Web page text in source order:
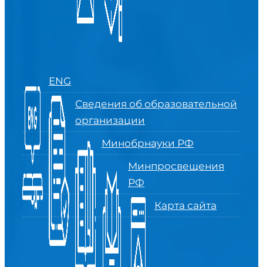
ENG
Сведения об образовательной
организации
Минобрнауки РФ
Минпросвещения
РФ
Карта сайта